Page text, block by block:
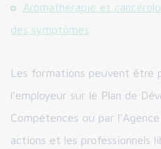
Aromathérapie et
des symptômes
Les formations peuvent être
l’employeur sur le Plan de
Compétences ou par
actions et les professionnels